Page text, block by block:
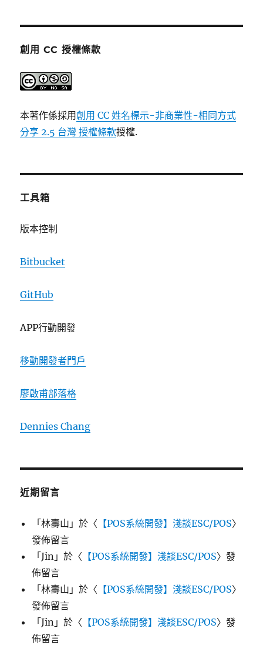
創用 CC 授權條款
本著作係採用創用 CC 姓名標示-非商業性-相同方式
分享 2.5 台灣 授權條款授權.
工具箱
版本控制
Bitbucket
GitHub
APP行動開發
移動開發者門戶
廖啟甫部落格
Dennies Chang
近期留言
「林壽山 」於〈 【POS系統開發】淺談ESC/POS〉
發佈留言
「Jin 」於〈 【POS系統開發】淺談ESC/POS〉發
佈留言
「林壽山 」於〈 【POS系統開發】淺談ESC/POS〉
發佈留言
「Jin 」於〈 【POS系統開發】淺談ESC/POS〉發
佈留言